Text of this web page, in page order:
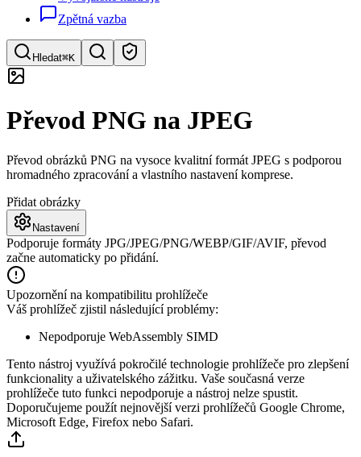
Zpětná vazba
Hledat⌘K
Rychlé vyhledávání nástrojů
Převod PNG na JPEG
Převod obrázků PNG na vysoce kvalitní formát JPEG s podporou
hromadného zpracování a vlastního nastavení komprese.
Přidat obrázky
Nastavení
Podporuje formáty JPG/JPEG/PNG/WEBP/GIF/AVIF, převod
začne automaticky po přidání.
Upozornění na kompatibilitu prohlížeče
Váš prohlížeč zjistil následující problémy:
Nepodporuje WebAssembly SIMD
Tento nástroj využívá pokročilé technologie prohlížeče pro zlepšení
funkcionality a uživatelského zážitku. Vaše současná verze
prohlížeče tuto funkci nepodporuje a nástroj nelze spustit.
Doporučujeme použít nejnovější verzi prohlížečů Google Chrome,
Microsoft Edge, Firefox nebo Safari.